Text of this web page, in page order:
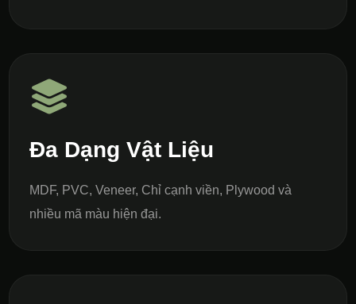
Đa Dạng Vật Liệu
MDF, PVC, Veneer, Chỉ cạnh viền, Plywood và
nhiều mã màu hiện đại.